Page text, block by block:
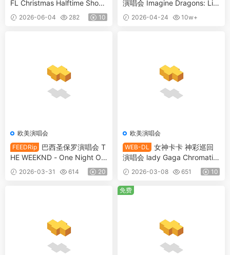
FL Christmas Halftime Show
(2024) 4K [WEB-DL MKV 4.9
5GB]
2026-06-04 282 10
演唱会 Imagine Dragons: Liv
e from the Hollywood Bowl 2
025 [WEB-DL MKV 8.08GB]
2026-04-24
10w+
欧美演唱会
FEEDRip
巴西圣保罗演唱会 T
HE WEEKND - One Night Onl
y in Sao Paulo 2024 2160p
H265 [FEEDRip MKV 28.6G
2026-03-31 614 20
欧美演唱会
WEB-DL 女神卡卡 神彩巡回
演唱会 lady Gaga Chromatic
a Ball 2024 2160p MAX [WE
B-DL MKV 17.3GB]
2026-03-08 651 10
免费